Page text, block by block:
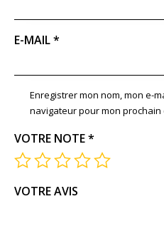
E-MAIL*
Enregistrer mon nom, mon e-
navigateur pour mon prochain
VOTRE NOTE*
VOTRE AVIS